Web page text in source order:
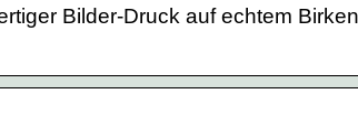
Bilder-Druck auf echtem